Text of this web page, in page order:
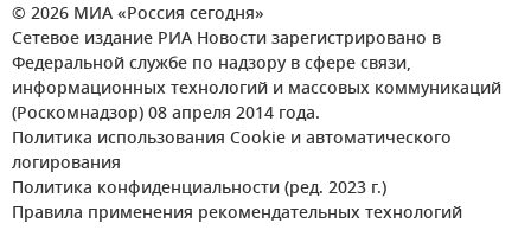
© 2026 МИА «Россия сегодня»
Сетевое издание РИА Новости зарегистрировано в
Федеральной службе по надзору в сфере связи,
информационных технологий и массовых коммуникаций
(Роскомнадзор) 08 апреля 2014 года.
Политика использования Cookie и автоматического
логирования
Политика конфиденциальности (ред. 2023 г.)
Правила применения рекомендательных технологий